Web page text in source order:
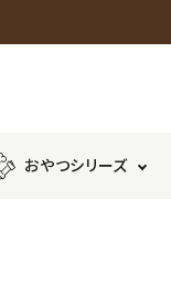
おやつシリーズ